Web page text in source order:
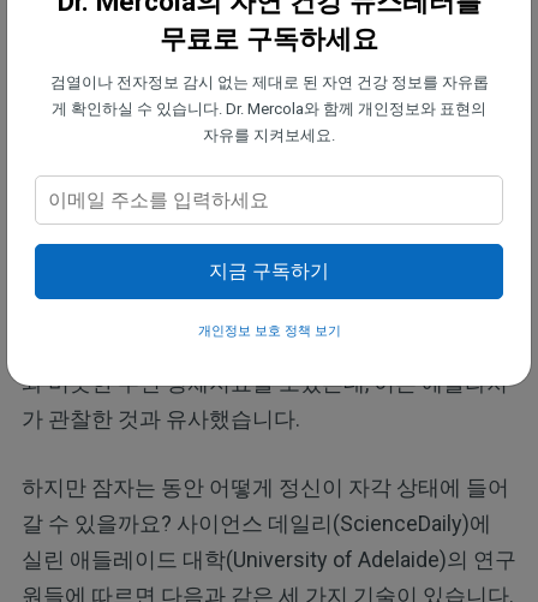
반응하고, 그로 인해 꿈을 시뮬레이션으로
활용할 수 있게 되는 것입니다. 우리는 그
것으로부터 배울 수 있습니다."에를라허
이 주장을 뒷받침하는 연구 결과도 있습니다. 2023년
의학 가설(Medical Hypotheses)에 발표된 연구에 따
르면, 연구자들은 자각몽이 운동선수들에게 '유망한
와 비슷한 수면 생체지표를 보였는데, 이는 에를라처
가 관찰한 것과 유사했습니다.
하지만 잠자는 동안 어떻게 정신이 자각 상태에 들어
갈 수 있을까요? 사이언스 데일리(ScienceDaily)에
실린 애들레이드 대학(University of Adelaide)의 연구
원들에 따르면 다음과 같은 세 가지 기술이 있습니다.
무료로 구독하세요
검열이나 전자정보 감시 없는 제대로 된 자연 건강 정보를 자유롭
게 확인하실 수 있습니다. Dr. Mercola와 함께 개인정보와 표현의
자유를 지켜보세요.
지금 구독하기
개인정보 보호 정책 보기